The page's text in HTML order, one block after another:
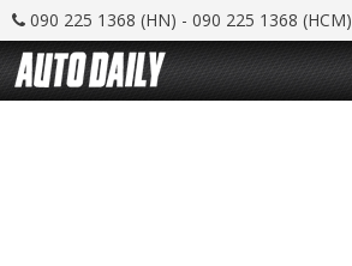
090 225 1368 (HN) - 090 225 1368 (HCM)